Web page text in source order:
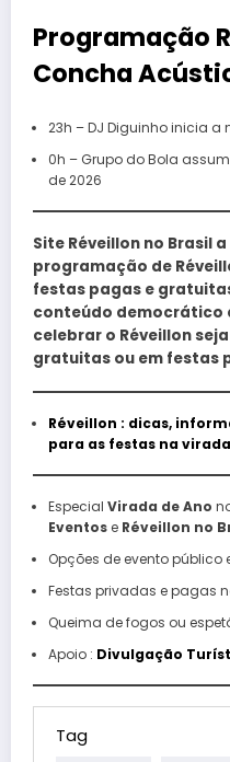
Programação
Concha
23h – DJ Diguinho inicia a
0h – Grupo do Bola
de 2026
Site Réveillon no Brasil
programação de
festas pagas e
conteúdo democrático
celebrar o Réveillon
gratuitas ou em festas
Réveillon : dicas,
para as festas na
Especial Virada de Ano
Eventose Réveillon no
Opções de evento
Festas privadas e pagas
Queima de fogos ou
Apoio : Divulgação
Tag